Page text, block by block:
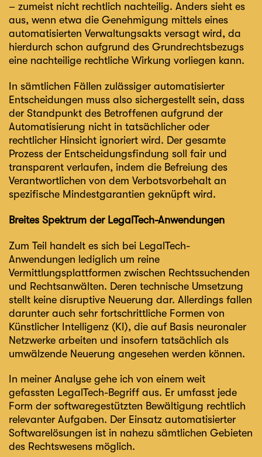
– zumeist nicht rechtlich nachteilig. Anders sieht es
aus, wenn etwa die Genehmigung mittels eines
automatisierten Verwaltungsakts versagt wird, da
hierdurch schon aufgrund des Grundrechtsbezugs
eine nachteilige rechtliche Wirkung vorliegen kann.
In sämtlichen Fällen zulässiger automatisierter
Entscheidungen muss also sichergestellt sein, dass
der Standpunkt des Betroffenen aufgrund der
Automatisierung nicht in tatsächlicher oder
rechtlicher Hinsicht ignoriert wird. Der gesamte
Prozess der Entscheidungsfindung soll fair und
transparent verlaufen, indem die Befreiung des
Verantwortlichen von dem Verbotsvorbehalt an
spezifische Mindestgarantien geknüpft wird.
Breites Spektrum der LegalTech-Anwendungen
Zum Teil handelt es sich bei LegalTech-
Anwendungen lediglich um reine
Vermittlungsplattformen zwischen Rechtssuchenden
und Rechtsanwälten. Deren technische Umsetzung
stellt keine disruptive Neuerung dar. Allerdings fallen
darunter auch sehr fortschrittliche Formen von
Künstlicher Intelligenz (KI), die auf Basis neuronaler
Netzwerke arbeiten und insofern tatsächlich als
umwälzende Neuerung angesehen werden können.
In meiner Analyse gehe ich von einem weit
gefassten LegalTech-Begriff aus. Er umfasst jede
Form der softwaregestützten Bewältigung rechtlich
relevanter Aufgaben. Der Einsatz automatisierter
Softwarelösungen ist in nahezu sämtlichen Gebieten
des Rechtswesens möglich.